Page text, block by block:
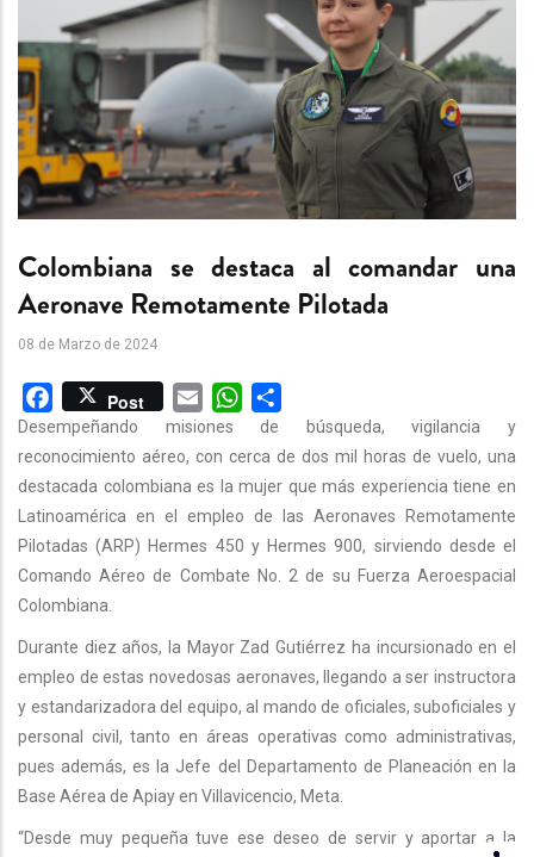
Colombiana se destaca al comandar una
Aeronave Remotamente Pilotada
08 de Marzo de 2024
Facebook
Post Email WhatsApp
Desempeñando misiones de búsqueda, vigilancia y
reconocimiento aéreo, con cerca de dos mil horas de vuelo, una
destacada colombiana es la mujer que más experiencia tiene en
Latinoamérica en el empleo de las Aeronaves Remotamente
Pilotadas (ARP) Hermes 450 y Hermes 900, sirviendo desde el
Comando Aéreo de Combate No. 2 de su Fuerza Aeroespacial
Colombiana.
Durante diez años, la Mayor Zad Gutiérrez ha incursionado en el
empleo de estas novedosas aeronaves, llegando a ser instructora
y estandarizadora del equipo, al mando de oficiales, suboficiales y
personal civil, tanto en áreas operativas como administrativas,
pues además, es la Jefe del Departamento de Planeación en la
Base Aérea de Apiay en Villavicencio, Meta.
“Desde muy pequeña tuve ese deseo de servir y aportar a la